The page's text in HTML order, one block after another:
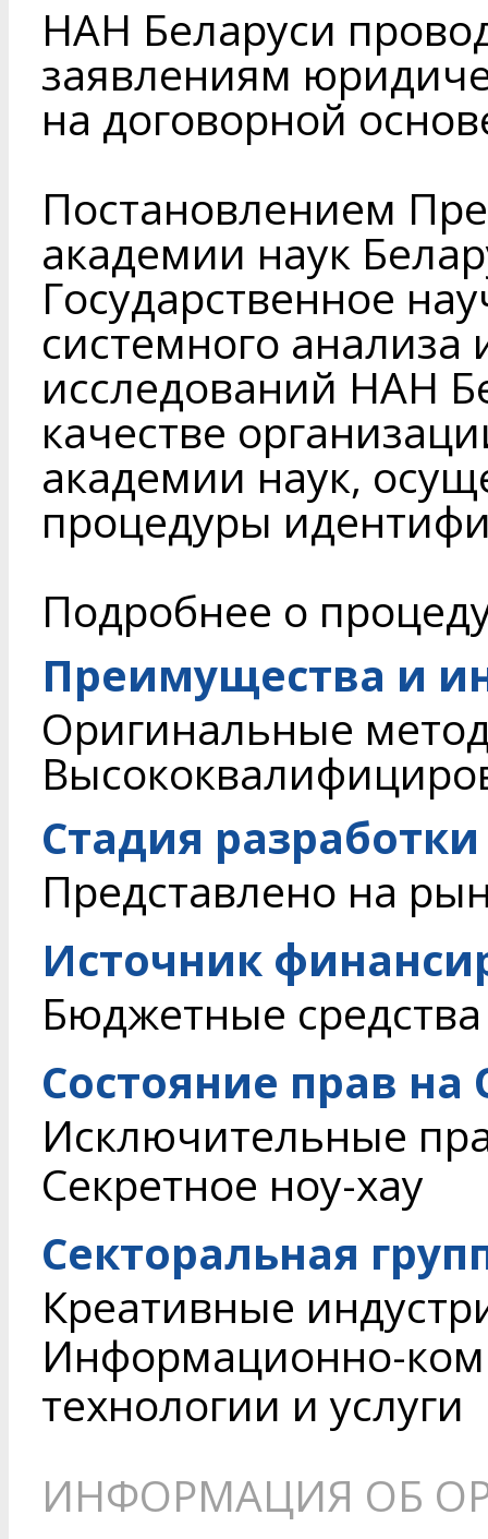
НАН Беларуси
заявлениям
на договорной
Постановлением
академии наук
Государственное
системного анализа
исследований НАН
качестве
академии наук,
процедуры
Подробнее о
Преимущества и
Оригинальные
Стадия разработки
Представлено на
Источник
Бюджетные средства
Состояние прав на
Исключительные
Секретное ноу-хау
Секторальная
Креативные
Информационно-
технологии и услуги
ИНФОРМАЦИЯ ОБ